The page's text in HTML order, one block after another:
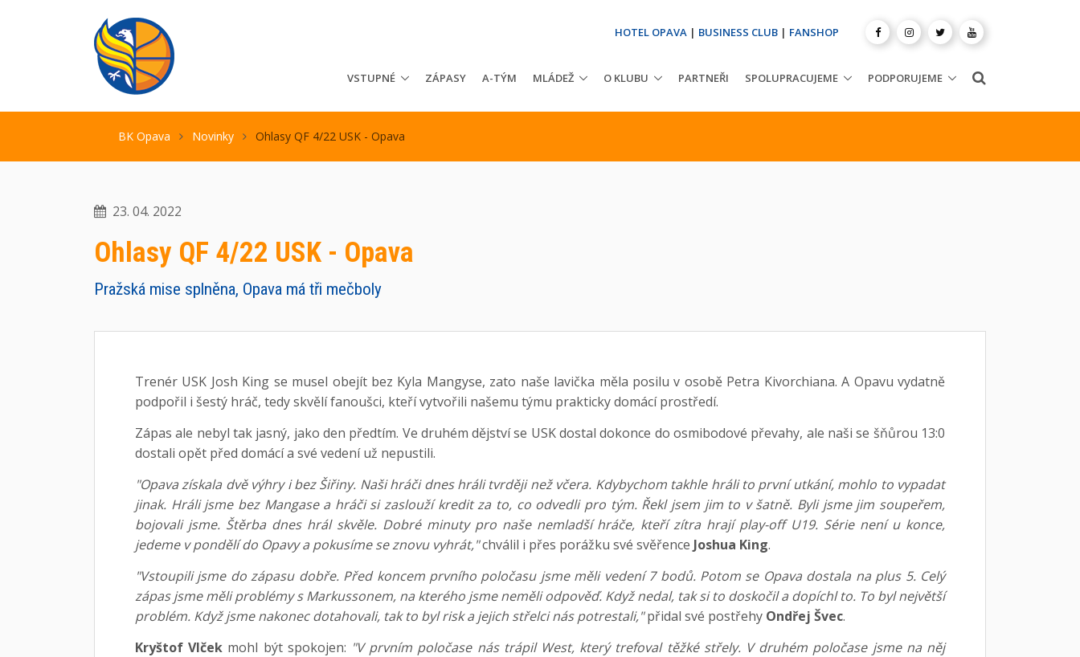
HOTEL OPAVA | BUSINESS CLUB | FANSHOP
VSTUPNÉ ZÁPASY A-TÝM MLÁDEŽ O KLUBU PARTNEŘI SPOLUPRACUJEME PODPORUJEME
BK Opava Novinky Ohlasy QF 4/22 USK - Opava
23. 04. 2022
Ohlasy QF 4/22 USK - Opava
Pražská mise splněna, Opava má tři mečboly
Trenér USK Josh King se musel obejít bez Kyla Mangyse, zato naše lavička měla posilu v osobě Petra Kivorchiana. A Opavu vydatně
podpořil i šestý hráč, tedy skvělí fanoušci, kteří vytvořili našemu týmu prakticky domácí prostředí.
Zápas ale nebyl tak jasný, jako den předtím. Ve druhém dějství se USK dostal dokonce do osmibodové převahy, ale naši se šňůrou 13:0
dostali opět před domácí a své vedení už nepustili.
"Opava získala dvě výhry i bez Šiřiny. Naši hráči dnes hráli tvrději než včera. Kdybychom takhle hráli to první utkání, mohlo to vypadat
jinak. Hráli jsme bez Mangase a hráči si zaslouží kredit za to, co odvedli pro tým. Řekl jsem jim to v šatně. Byli jsme jim soupeřem,
bojovali jsme. Štěrba dnes hrál skvěle. Dobré minuty pro naše nemladší hráče, kteří zítra hrají play-off U19. Série není u konce,
jedeme v pondělí do Opavy a pokusíme se znovu vyhrát,"chválil i přes porážku své svěřence Joshua King.
"Vstoupili jsme do zápasu dobře. Před koncem prvního poločasu jsme měli vedení 7 bodů. Potom se Opava dostala na plus 5. Celý
zápas jsme měli problémy s Markussonem, na kterého jsme neměli odpověď. Když nedal, tak si to doskočil a dopíchl to. To byl největší
problém. Když jsme nakonec dotahovali, tak to byl risk a jejich střelci nás potrestali,"přidal své postřehy Ondřej Švec.
Kryštof Vlček mohl být spokojen: "V prvním poločase nás trápil West, který trefoval těžké střely. V druhém poločase jsme na něj